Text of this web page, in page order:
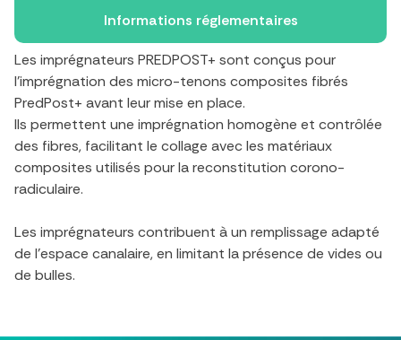
Informations réglementaires
Les imprégnateurs PREDPOST+ sont conçus pour
l’imprégnation des micro-tenons composites fibrés
PredPost+ avant leur mise en place.
Ils permettent une imprégnation homogène et contrôlée
des fibres, facilitant le collage avec les matériaux
composites utilisés pour la reconstitution corono-
radiculaire.
Les imprégnateurs contribuent à un remplissage adapté
de l’espace canalaire, en limitant la présence de vides ou
de bulles.